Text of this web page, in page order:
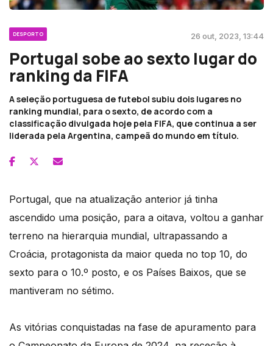
DESPORTO 26 out, 2023, 13:44
Portugal sobe ao sexto lugar do
ranking da FIFA
A seleção portuguesa de futebol subiu dois lugares no
ranking mundial, para o sexto, de acordo com a
classificação divulgada hoje pela FIFA, que continua a ser
liderada pela Argentina, campeã do mundo em título.
Portugal, que na atualização anterior já tinha
ascendido uma posição, para a oitava, voltou a ganhar
terreno na hierarquia mundial, ultrapassando a
Croácia, protagonista da maior queda no top 10, do
sexto para o 10.º posto, e os Países Baixos, que se
mantiveram no sétimo.
As vitórias conquistadas na fase de apuramento para